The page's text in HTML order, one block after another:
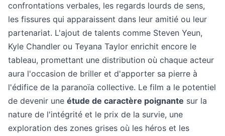
confrontations verbales, les regards lourds de sens,
les fissures qui apparaissent dans leur amitié ou leur
partenariat. L'ajout de talents comme Steven Yeun,
Kyle Chandler ou Teyana Taylor enrichit encore le
tableau, promettant une distribution où chaque acteur
aura l'occasion de briller et d'apporter sa pierre à
l'édifice de la paranoïa collective. Le film a le potentiel
de devenir une étude de caractère poignante sur la
nature de l'intégrité et le prix de la survie, une
exploration des zones grises où les héros et les